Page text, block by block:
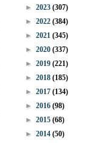
► 2023 (307)
► 2022 (384)
► 2021 (345)
► 2020 (337)
► 2019 (221)
► 2018 (185)
► 2017 (134)
► 2016 (98)
► 2015 (68)
► 2014 (50)